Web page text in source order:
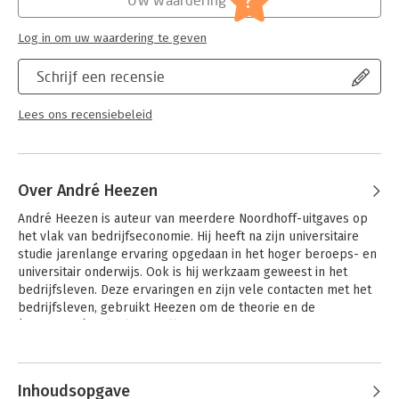
Schrijf een recensie
Lees ons recensiebeleid
Log in om uw waardering te geven
Over André Heezen
André Heezen is auteur van meerdere Noordhoff-uitgaves op
het vlak van bedrijfseconomie. Hij heeft na zijn universitaire
studie jarenlange ervaring opgedaan in het hoger beroeps- en
universitair onderwijs. Ook is hij werkzaam geweest in het
bedrijfsleven. Deze ervaringen en zijn vele contacten met het
bedrijfsleven, gebruikt Heezen om de theorie en de
Andere boeken door André Heezen
Inhoudsopgave